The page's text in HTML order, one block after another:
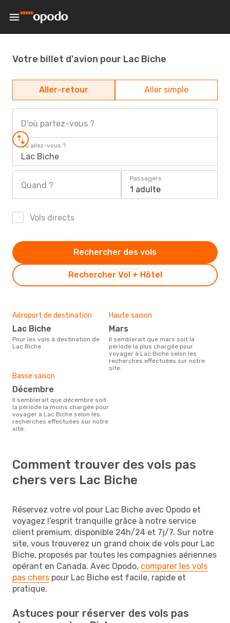
Votre billet d'avion pour Lac Biche
Aller-retour Aller simple
D'où partez-vous ?
Où allez-vous ?
Lac Biche
Quand ?
Passagers
1 adulte
Vols directs
Rechercher Vol + Hôtel
Rechercher des vols
Aéroport de destination
Lac Biche
Pour les vols à destination de
Lac Biche
Haute saison
mars
Il semblerait que mars soit la
période la plus chargée pour
voyager à Lac Biche selon les
recherches effectuées sur notre
site.
Basse saison
décembre
Il semblerait que décembre soit
la période la moins chargée pour
voyager à Lac Biche selon les
recherches effectuées sur notre
site.
Comment trouver des vols pas
chers vers Lac Biche
Réservez votre vol pour Lac Biche avec Opodo et
voyagez l’esprit tranquille grâce à notre service
client premium, disponible 24h/24 et 7j/7. Sur notre
site, vous trouverez un grand choix de vols pour Lac
Biche, proposés par toutes les compagnies aériennes
opérant en Canada. Avec Opodo, comparer les vols
pas chers pour Lac Biche est facile, rapide et
pratique.
Astuces pour réserver des vols pas